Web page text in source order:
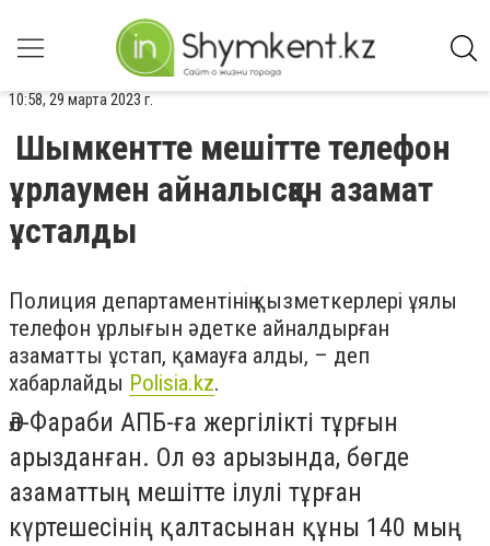
10:58, 29 марта 2023 г.
Шымкентте мешітте телефон
ұрлаумен айналысқан азамат
ұсталды
Полиция департаментінің қызметкерлері ұялы
телефон ұрлығын әдетке айналдырған
азаматты ұстап, қамауға алды, – деп
хабарлайды Polisia.kz.
Әл-Фараби АПБ-ға жергілікті тұрғын
арызданған. Ол өз арызында, бөгде
азаматтың мешітте ілулі тұрған
күртешесінің қалтасынан құны 140 мың